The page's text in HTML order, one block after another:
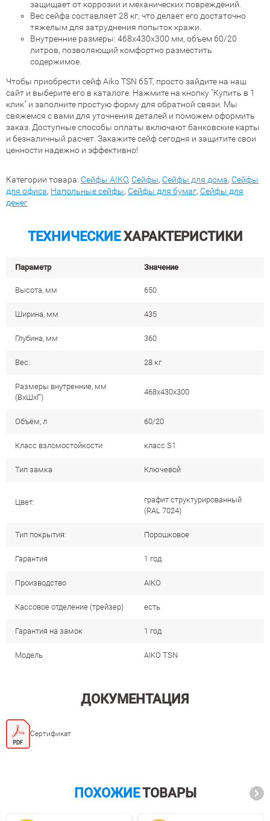
защищает от коррозии и механических повреждений.
Вес сейфа составляет 28 кг, что делает его достаточно
тяжелым для затруднения попыток кражи.
Внутренние размеры: 468x430x300 мм, объем 60/20
литров, позволяющий комфортно разместить
содержимое.
Чтобы приобрести сейф Aiko TSN 65T, просто зайдите на наш
сайт и выберите его в каталоге. Нажмите на кнопку "Купить в 1
клик" и заполните простую форму для обратной связи. Мы
свяжемся с вами для уточнения деталей и поможем оформить
заказ. Доступные способы оплаты включают банковские карты
и безналичный расчет. Закажите сейф сегодня и защитите свои
ценности надежно и эффективно!
Категории товара: Сейфы AIKO, Сейфы, Сейфы для дома, Сейфы
для офиса, Напольные сейфы, Сейфы для бумаг, Сейфы для
денег
ТЕХНИЧЕСКИЕХАРАКТЕРИСТИКИ
Параметр Значение
Высота, мм 650
Ширина, мм 435
Глубина, мм 360
Вес: 28 кг
Размеры внутренние, мм
(ВхШхГ)
468x430x300
Объём, л 60/20
Класс взломостойкости класс S1
Тип замка Ключевой
Цвет:
графит структурированный
(RAL 7024)
Тип покрытия: Порошковое
Гарантия 1 год
Производство AIKO
Кассовое отделение (трейзер) есть
Гарантия на замок 1 год
Модель AIKO TSN
ДОКУМЕНТАЦИЯ
Сертификат
ПОХОЖИЕТОВАРЫ